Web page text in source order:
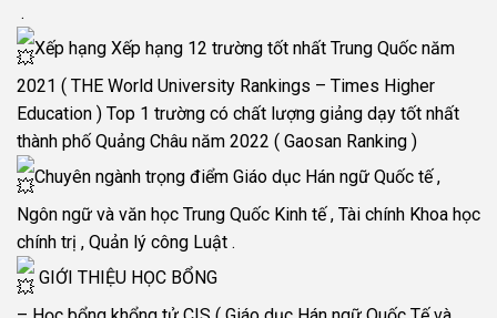
.
Xếp hạng Xếp hạng 12 trường tốt nhất Trung Quốc năm
2021 ( THE World University Rankings – Times Higher
Education ) Top 1 trường có chất lượng giảng dạy tốt nhất
thành phố Quảng Châu năm 2022 ( Gaosan Ranking )
Chuyên ngành trọng điểm Giáo dục Hán ngữ Quốc tế ,
Ngôn ngữ và văn học Trung Quốc Kinh tế , Tài chính Khoa học
chính trị , Quản lý công Luật .
GIỚI THIỆU HỌC BỔNG